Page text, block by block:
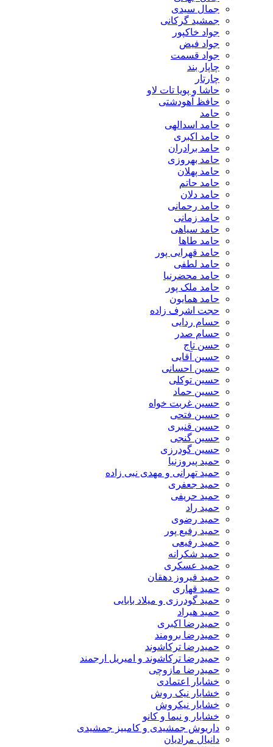
جمال سیدی
جمشید گرکانی
جواد خاکپور
جواد فیض
جواد قسمت
چاپار بند
چارتار
حاشا و پویا تات لاو
حافظ آهودشتی
حامد
حامد اسدالهی
حامد اکبری
حامد برادران
حامد بهروزی
حامد پهلان
حامد حاتم
حامد دلان
حامد رحمانی
حامد زمانی
حامد سیاهی
حامد طاها
حامد قهرایی پور
حامد لطفی
حامد محضرنیا
حامد ملک پور
حامد همایون
حجت اشرف زاده
حسام ردایی
حسام صدر
حسن تاج
حسین آقایی
حسین احسانی
حسین توکلی
حسین حماد
حسین غربت خواه
حسین فتحی
حسین قنبری
حسین گنجی
حسین گودرزی
حمید پیروزنیا
حمید تهرانی و مهدی نبی زاده
حمید جعفری
حمید حریفی
حمید راد
حمید رضوی
حمید رفیع پور
حمید رفیعی
حمید شکرانه
حمید عسکری
حمید فیروز دهقان
حمید قهاری
حمید گودرزی و میلاد بابایی
حمید هیراد
حمیدرضا اکبری
حمیدرضا برومند
حمیدرضا ترکاشوند
حمیدرضا ترکاشوند و امیریل ارجمند
حمیدرضا مازوچی
خشایار اعتمادی
خشایار نیک روش
خشایار نیکروش
خشایار و نیما و کانو
داریوش جمشیدی و کامبیز جمشیدی
دانیال مرادیان